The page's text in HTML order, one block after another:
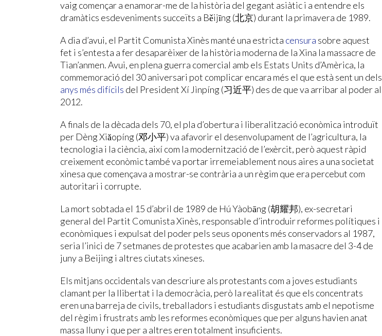
vaig començar a enamorar-me de la història del gegant asiàtic i a entendre els
dramàtics esdeveniments succeïts a Běijīng (北京) durant la primavera de 1989.
A dia d’avui, el Partit Comunista Xinès manté una estricta censura sobre aquest
fet i s’entesta a fer desaparèixer de la història moderna de la Xina la massacre de
Tian’anmen. Avui, en plena guerra comercial amb els Estats Units d’Amèrica, la
commemoració del 30 aniversari pot complicar encara més el que està sent un dels
anys més difícils del President Xí Jìnpíng (习近平) des de que va arribar al poder al
2012.
A finals de la dècada dels 70, el pla d’obertura i liberalització econòmica introduït
per Dèng Xiǎopíng (邓小平) va afavorir el desenvolupament de l’agricultura, la
tecnologia i la ciència, així com la modernització de l’exèrcit, però aquest ràpid
creixement econòmic també va portar irremeiablement nous aires a una societat
xinesa que començava a mostrar-se contrària a un règim que era percebut com
autoritari i corrupte.
La mort sobtada el 15 d’abril de 1989 de Hú Yàobāng (胡耀邦), ex-secretari
general del Partit Comunista Xinès, responsable d’introduir reformes polítiques i
econòmiques i expulsat del poder pels seus oponents més conservadors al 1987,
seria l’inici de 7 setmanes de protestes que acabarien amb la masacre del 3-4 de
juny a Beijing i altres ciutats xineses.
Els mitjans occidentals van descriure als protestants com a joves estudiants
clamant per la llibertat i la democràcia, però la realitat és que els concentrats
eren una barreja de civils, treballadors i estudiants disgustats amb el nepotisme
del règim i frustrats amb les reformes econòmiques que per alguns havien anat
massa lluny i que per a altres eren totalment insuficients.